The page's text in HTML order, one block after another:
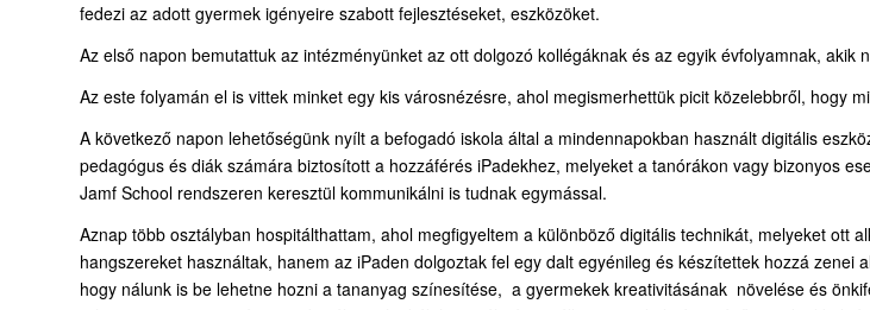
fedezi az adott gyermek igényeire szabott fejlesztéseket, eszközöket.
Az első napon bemutattuk az intézményünket az ott dolgozó kollégáknak és az egyik évfolyamnak, akik
Az este folyamán el is vittek minket egy kis városnézésre, ahol megismerhettük picit közelebbről, hogy
A következő napon lehetőségünk nyílt a befogadó iskola által a mindennapokban használt digitális
pedagógus és diák számára biztosított a hozzáférés iPadekhez, melyeket a tanórákon vagy bizonyos
Jamf School rendszeren keresztül kommunikálni is tudnak egymással.
Aznap több osztályban hospitálthattam, ahol megfigyeltem a különböző digitális technikát, melyeket ott
hangszereket használtak, hanem az iPaden dolgoztak fel egy dalt egyénileg és készítettek hozzá
hogy nálunk is be lehetne hozni a tananyag színesítése, a gyermekek kreativitásának növelése és